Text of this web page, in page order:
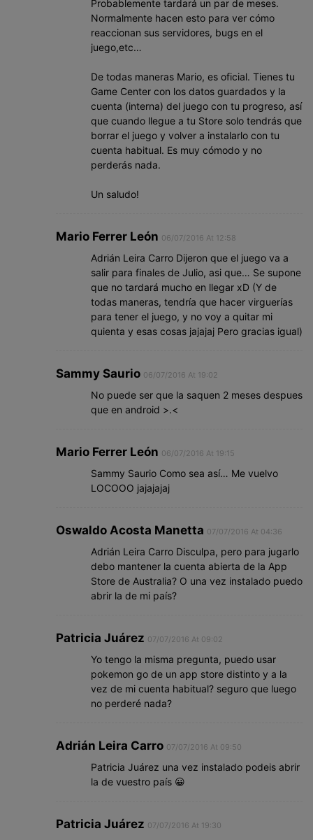
Probablemente tardará un par de meses.
Normalmente hacen esto para ver cómo
reaccionan sus servidores, bugs en el
juego,etc…
De todas maneras Mario, es oficial. Tienes tu
Game Center con los datos guardados y la
cuenta (interna) del juego con tu progreso, así
que cuando llegue a tu Store solo tendrás que
borrar el juego y volver a instalarlo con tu
cuenta habitual. Es muy cómodo y no
perderás nada.
Un saludo!
Mario Ferrer León 06/07/2016 At 12:58
Adrián Leira Carro Dijeron que el juego va a
salir para finales de Julio, asi que… Se supone
que no tardará mucho en llegar xD (Y de
todas maneras, tendría que hacer virguerías
para tener el juego, y no voy a quitar mi
quienta y esas cosas jajajaj Pero gracias igual)
Sammy Saurio 06/07/2016 At 19:02
No puede ser que la saquen 2 meses despues
que en android >.<
Mario Ferrer León 06/07/2016 At 19:15
Sammy Saurio Como sea así… Me vuelvo
LOCOOO jajajajaj
Oswaldo Acosta Manetta 07/07/2016 At 04:36
Adrián Leira Carro Disculpa, pero para jugarlo
debo mantener la cuenta abierta de la App
Store de Australia? O una vez instalado puedo
abrir la de mi país?
Patricia Juárez 07/07/2016 At 09:02
Yo tengo la misma pregunta, puedo usar
pokemon go de un app store distinto y a la
vez de mi cuenta habitual? seguro que luego
no perderé nada?
Adrián Leira Carro 07/07/2016 At 09:50
Patricia Juárez una vez instalado podeis abrir
la de vuestro país 😀
Patricia Juárez 07/07/2016 At 19:30